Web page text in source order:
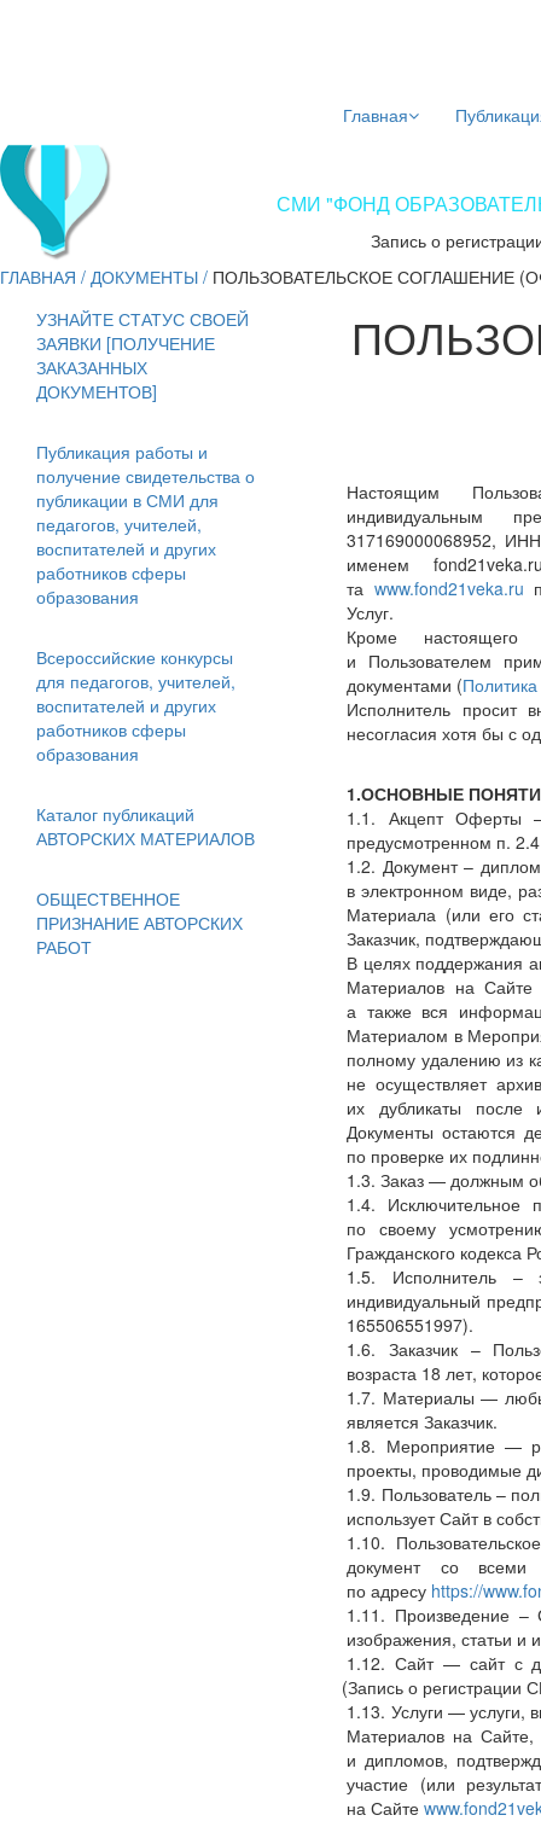
Главная
СМИ "ФОНД
Запись о
ГЛАВНАЯ / ДОКУМЕНТЫ / ПОЛЬЗОВАТЕЛЬСКОЕ СОГЛАШЕНИЕ
УЗНАЙТЕ СТАТУС СВОЕЙ
ЗАЯВКИ [ПОЛУЧЕНИЕ
ЗАКАЗАННЫХ
ДОКУМЕНТОВ]
Публикация работы и
получение свидетельства о
публикации в СМИ для
педагогов, учителей,
воспитателей и других
работников сферы
образования
Всероссийские конкурсы
для педагогов, учителей,
воспитателей и других
работников сферы
образования
Каталог публикаций
АВТОРСКИХ МАТЕРИАЛОВ
ОБЩЕСТВЕННОЕ
ПРИЗНАНИЕ АВТОРСКИХ
РАБОТ
Настоящим
индивидуальным
317169000068952,
именем
та www.fond21veka.ru
Услуг.
Кроме настоящего
и Пользователем
документами (
Исполнитель просит
несогласия хотя бы с
1.ОСНОВНЫЕ
1.1. Акцепт Оферты
предусмотренном п.
1.2. Документ –
в электронном виде,
Материала (или его
Заказчик,
В целях поддержания
Материалов на Сайте
а также вся
Материалом в
полному удалению из
не осуществляет
их дубликаты после
Документы остаются
по проверке их
1.3. Заказ — должным
1.4. Исключительное
по своему
Гражданского кодекса
1.5. Исполнитель –
индивидуальный
165506551997).
1.6. Заказчик –
возраста 18 лет,
1.7. Материалы —
является Заказчик.
1.8. Мероприятие —
проекты, проводимые
1.9. Пользователь –
использует Сайт в
1.10.
документ со всеми
по адресу https://
1.11. Произведение –
изображения, статьи и
1.12. Сайт — сайт с
(Запись о регистрации
1.13. Услуги — услуги,
Материалов на Сайте,
и дипломов,
участие (или
на Сайте